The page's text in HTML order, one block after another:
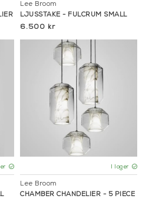
Lee Broom
LJUSSTAKE - FULCRUM SMALL
6.500 kr
I lager
Lee Broom
CHAMBER CHANDELIER - 5 PIECE